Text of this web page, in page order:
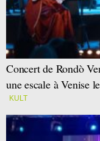
Concert de Rondò
une escale à Venise
KULT